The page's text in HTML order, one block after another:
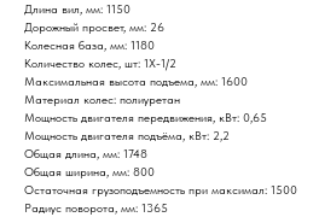
Длина вил, мм: 1150
Дорожный просвет, мм: 26
Колесная база, мм: 1180
Количество колес, шт: 1X-1/2
Максимальная высота подъема, мм: 1600
Материал колес: полиуретан
Мощность двигателя передвижения, кВт: 0,65
Мощность двигателя подъёма, кВт: 2,2
Общая длина, мм: 1748
Общая ширина, мм: 800
Остаточная грузоподъемность при максимал: 1500
Радиус поворота, мм: 1365